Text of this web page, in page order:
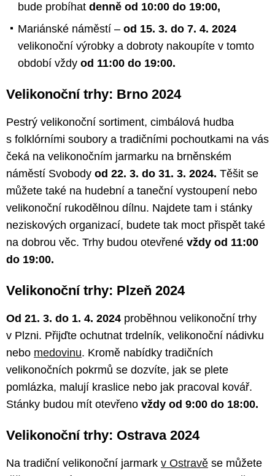
bude probíhat denně od 10:00 do 19:00,
Mariánské náměstí – od 15. 3. do 7. 4. 2024
velikonoční výrobky a dobroty nakoupíte v tomto
období vždy od 11:00 do 19:00.
Velikonoční trhy: Brno 2024
Pestrý velikonoční sortiment, cimbálová hudba
s folklórními soubory a tradičními pochoutkami na vás
čeká na velikonočním jarmarku na brněnském
náměstí Svobody od 22. 3. do 31. 3. 2024. Těšit se
můžete také na hudební a taneční vystoupení nebo
velikonoční rukodělnou dílnu. Najdete tam i stánky
neziskových organizací, budete tak moct přispět také
na dobrou věc. Trhy budou otevřené vždy od 11:00
do 19:00.
Velikonoční trhy: Plzeň 2024
Od 21. 3. do 1. 4. 2024 proběhnou velikonoční trhy
v Plzni. Přijďte ochutnat trdelník, velikonoční nádivku
nebo medovinu. Kromě nabídky tradičních
velikonočních pokrmů se dozvíte, jak se plete
pomlázka, malují kraslice nebo jak pracoval kovář.
Stánky budou mít otevřeno vždy od 9:00 do 18:00.
Velikonoční trhy: Ostrava 2024
Na tradiční velikonoční jarmark v Ostravě se můžete